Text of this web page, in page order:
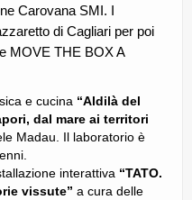
Carovana SMI. I
di Cagliari per poi
MOVE THE BOX A
e cucina “Aldilà del
dal mare ai territori
Madau. Il laboratorio è
interattiva “TATO.
vissute” a cura delle